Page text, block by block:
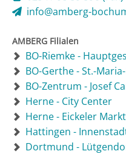
info@amberg-
AMBERG Filialen
BO-Riemke -
BO-Gerthe - St.-
BO-Zentrum - Josef
Herne - City Center
Herne - Eickeler Markt
Hattingen -
Dortmund -